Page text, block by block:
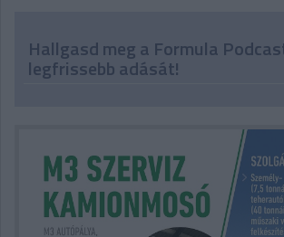
Hallgasd meg a Formula
legfrissebb adását!